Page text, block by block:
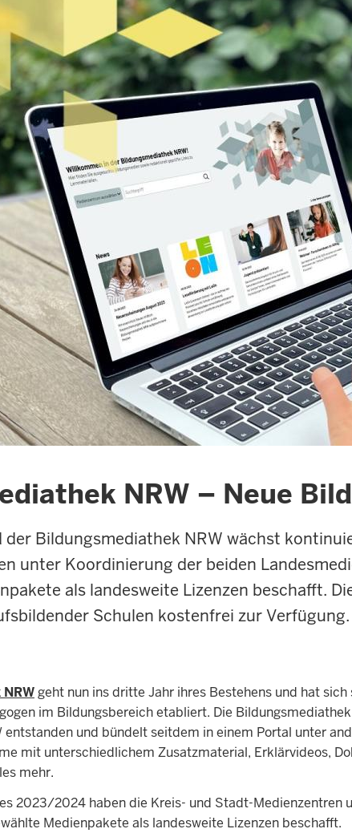
NRW – Neue
der Bildungsmediathek NRW wächst
unter Koordinierung der beiden
als landesweite Lizenzen beschafft.
Schulen kostenfrei zur Verfügung.
geht nun ins dritte Jahr ihres Bestehens und hat
im Bildungsbereich etabliert. Die
entstanden und bündelt seitdem in einem Portal unter
mit unterschiedlichem Zusatzmaterial, Erklärvideos,
mehr.
2023/2024 haben die Kreis- und Stadt-
Medienpakete als landesweite Lizenzen beschafft.